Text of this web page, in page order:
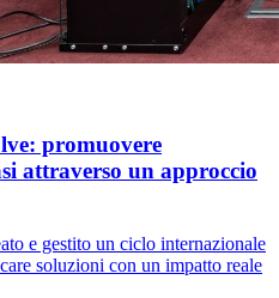
promuovere
attraverso un approccio
e gestito un ciclo internazionale
soluzioni con un impatto reale